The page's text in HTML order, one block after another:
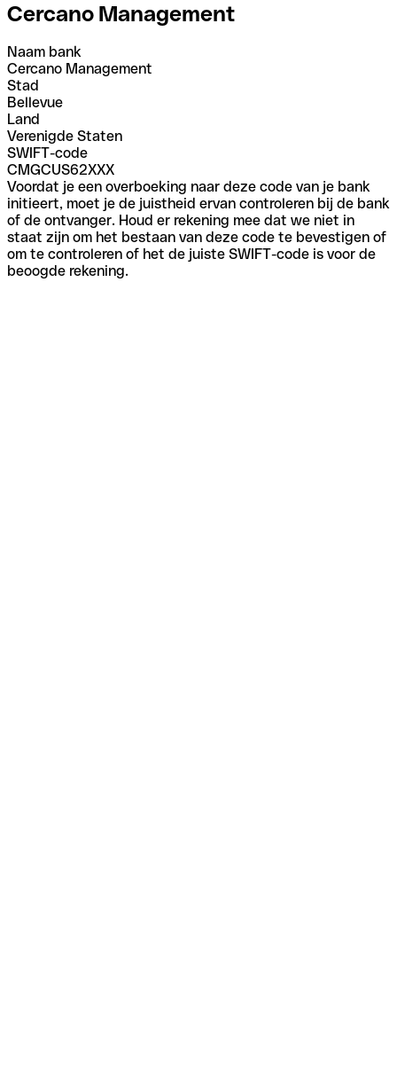
Cercano Management
Naam bank
Cercano Management
Stad
Bellevue
Land
Verenigde Staten
SWIFT-code
CMGCUS62XXX
Voordat je een overboeking naar deze code van je bank
initieert, moet je de juistheid ervan controleren bij de bank
of de ontvanger. Houd er rekening mee dat we niet in
staat zijn om het bestaan van deze code te bevestigen of
om te controleren of het de juiste SWIFT-code is voor de
beoogde rekening.